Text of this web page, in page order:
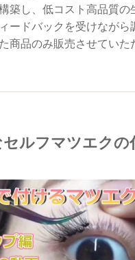
築し、低コスト高品質の
ードバックを受けながら
商品のみ販売させていた
ルフマツエクの